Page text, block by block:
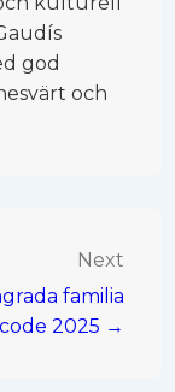
god
och
Next
familia
2025 →